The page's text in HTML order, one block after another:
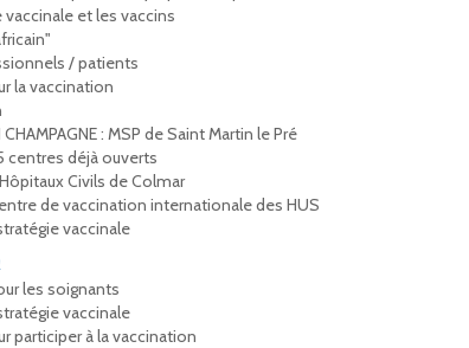
et les vaccins
/ patients
la vaccination
CHAMPAGNE : MSP de Saint Martin le Pré
centres déjà ouverts
Civils de Colmar
de vaccination internationale des HUS
vaccinale
les soignants
vaccinale
participer à la vaccination